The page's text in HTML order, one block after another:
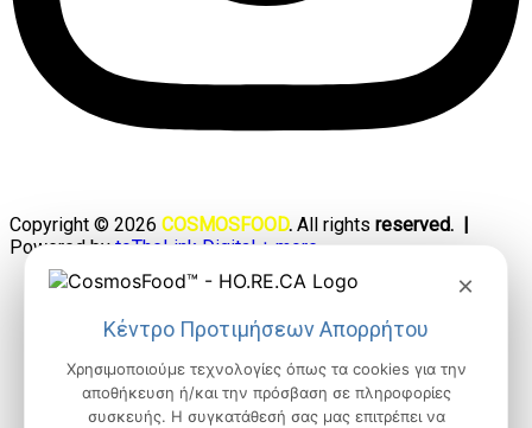
Copyright © 2026 COSMOSFOOD. All rights reserved. |
Powered bytoTheLink Digital + more
×
Κέντρο Προτιμήσεων Απορρήτου
Χρησιμοποιούμε τεχνολογίες όπως τα cookies για την
αποθήκευση ή/και την πρόσβαση σε πληροφορίες
συσκευής. Η συγκατάθεσή σας μας επιτρέπει να